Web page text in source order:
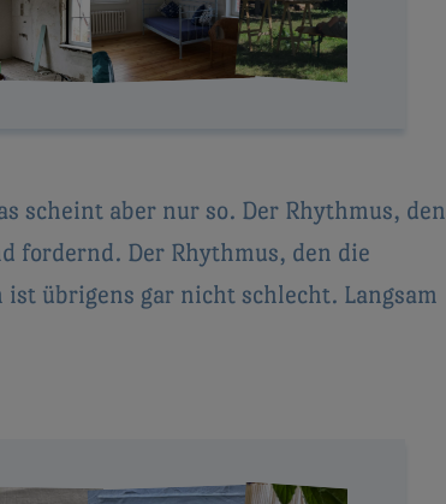
scheint aber nur so. Der Rhythmus, den
fordernd. Der Rhythmus, den die
ist übrigens gar nicht schlecht. Langsam